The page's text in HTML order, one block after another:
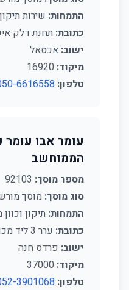
התמחות: שירות
כתובת: תחנת דלק
ישוב: אכסאל
מיקוד:
טלפון: 6616558
עומר אבו עומר
הממוחשב
מספר מוסך:
סוג מוסך: מוסך
התמחות: תיקון
כתובת: ערר 3 ליד מכון רישוי חן בע מ
ישוב: פרדס חנה
מיקוד:
טלפון: 3901068